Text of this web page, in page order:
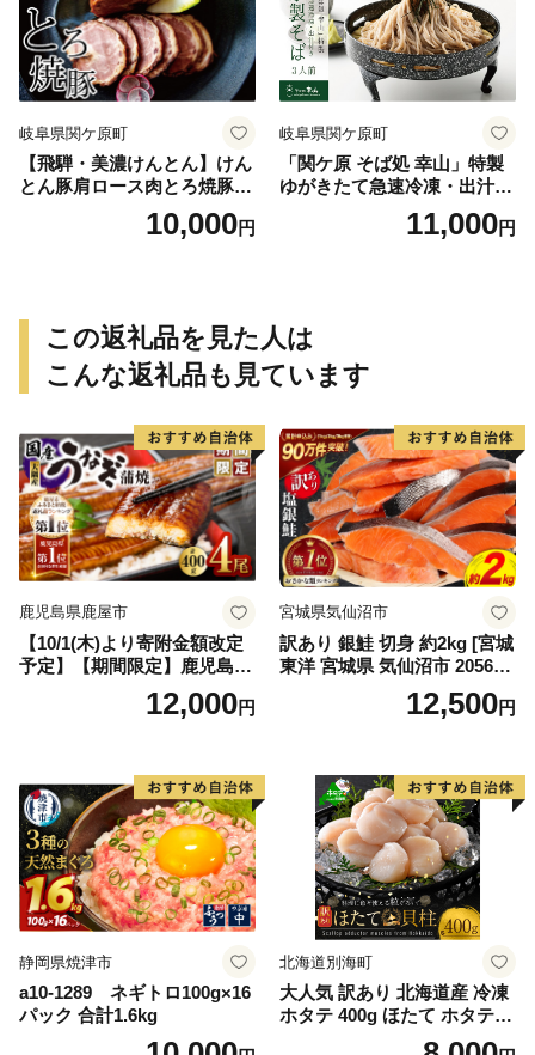
岐阜県関ケ原町
【飛騨・美濃けんとん】けん
とん豚肩ロース肉とろ焼豚
10,000円
岐阜県関ケ原町
「関ケ原 そば処 幸山」特製
ゆがきたて急速冷凍・出汁付
き 自家製そば 3人前11,000円
この返礼品を見た人は
こんな返礼品も見ています
鹿児島県鹿屋市
【10/1(木)より寄附金額改定
予定】【期間限定】鹿児島県
大隅産うなぎ蒲焼4尾（400
g） KN007-02312,000円
宮城県気仙沼市
訳あり 銀鮭 切身 約2kg [宮城
東洋 宮城県 気仙沼市 205649
91] 鮭 魚介類 海鮮 訳アリ 規
格外 不揃い さけ サケ 鮭切身
切り身 魚 わけあり
12,500円
静岡県焼津市
a10-1289 ネギトロ100g×16
パック 合計1.6kg
北海道別海町
大人気 訳あり 北海道産 冷凍
ホタテ 400g ほたて ホタテ